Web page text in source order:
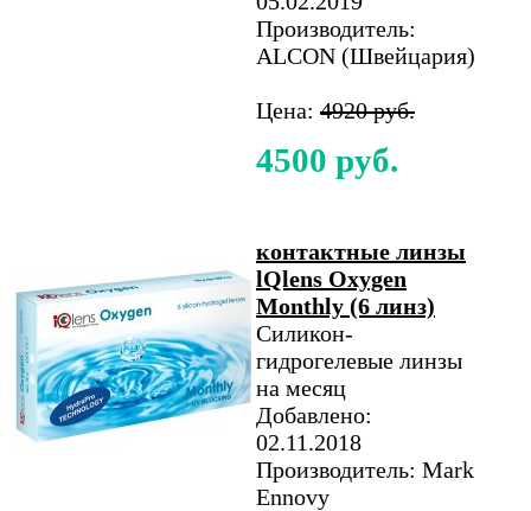
Производитель:
ALCON (Швейцария)
Цена: 4920 руб.
4500 руб.
контактные линзы
lQlens Oxygen
Monthly (6 линз)
Силикон-
гидрогелевые линзы
на месяц
Добавлено:
02.11.2018
Производитель: Mark
Ennovy